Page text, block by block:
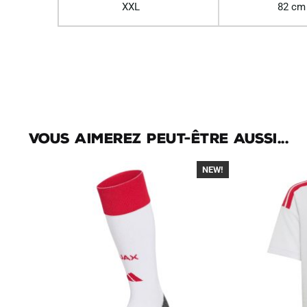
XXL 82 cm
Vous aimerez peut-être aussi...
-30%
NEW!